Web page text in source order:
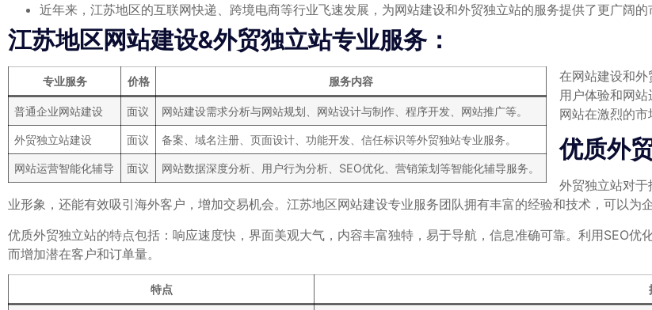
近年来，江苏地区的互联网快递、跨境电商等行业飞速发展，为网站建设和外贸独立站的服务提供了更广阔的
江苏地区网站建设&外贸独立站专业服务：
专业服务 价格 服务内容
普通企业网站建设 面议 网站建设需求分析与网站规划、网站设计与制作、程序开发、网站推广等。
外贸独立站建设 面议 备案、域名注册、页面设计、功能开发、信任标识等外贸独站专业服务。
网站运营智能化辅导 面议 网站数据深度分析、用户行为分析、SEO优化、营销策划等智能化辅导服务。
在网站建设和
用户体验和网
网站在激烈的市
优质外
外贸独立站对
业形象，还能有效吸引海外客户，增加交易机会。江苏地区网站建设专业服务团队拥有丰富的经验和技术，可以为
优质外贸独立站的特点包括：响应速度快，界面美观大气，内容丰富独特，易于导航，信息准确可靠。利用SEO
而增加潜在客户和订单量。
特点